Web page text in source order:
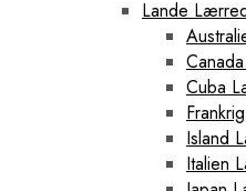
Lande
Cuba
Island
Italien